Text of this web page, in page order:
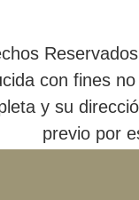
con fines
y su
previo por